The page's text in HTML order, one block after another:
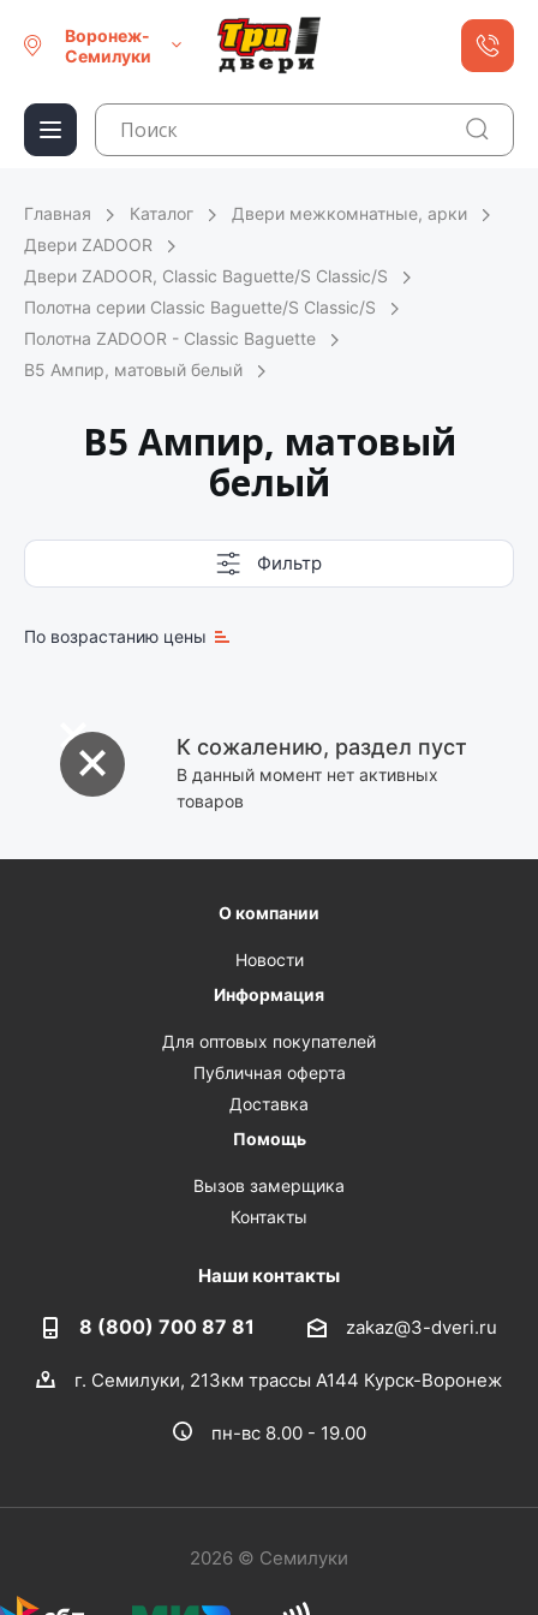
Воронеж-
Семилуки
Главная Каталог
Двери межкомнатные, арки
Двери ZADOOR
Двери ZADOOR, Classic Baguette/S Classic/S
Полотна серии Classic Baguette/S Classic/S
Полотна ZADOOR - Classic Baguette
В5 Ампир, матовый белый
В5 Ампир, матовый
белый
Фильтр
По возрастанию цены
К сожалению, раздел пуст
В данный момент нет активных
товаров
О компании
Новости
Информация
Для оптовых покупателей
Публичная оферта
Доставка
Помощь
Вызов замерщика
Контакты
Наши контакты
8 (800) 700 87 81 zakaz@3-dveri.ru
г. Семилуки, 213км трассы А144 Курск-Воронеж
пн-вс 8.00 - 19.00
2026 © Семилуки